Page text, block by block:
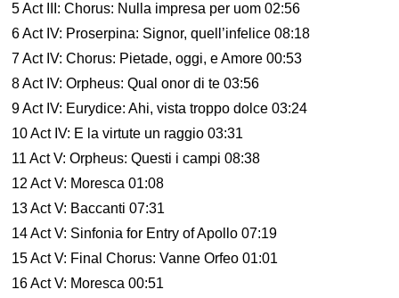
5 Act III: Chorus: Nulla impresa per uom 02:56
6 Act IV: Proserpina: Signor, quell’infelice 08:18
7 Act IV: Chorus: Pietade, oggi, e Amore 00:53
8 Act IV: Orpheus: Qual onor di te 03:56
9 Act IV: Eurydice: Ahi, vista troppo dolce 03:24
10 Act IV: E la virtute un raggio 03:31
11 Act V: Orpheus: Questi i campi 08:38
12 Act V: Moresca 01:08
13 Act V: Baccanti 07:31
14 Act V: Sinfonia for Entry of Apollo 07:19
15 Act V: Final Chorus: Vanne Orfeo 01:01
16 Act V: Moresca 00:51